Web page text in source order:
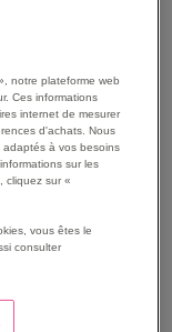
8154
€
TTC
VOIR
notre plateforme web
Ces informations
internet de mesurer
d'achats. Nous
à vos besoins
sur les
cliquez sur «
vous êtes le
consulter